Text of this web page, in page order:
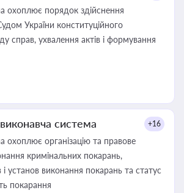
охоплює порядок здійснення
України конституційного
справ, ухвалення актів і формування
система +16
охоплює організацію та правове
кримінальних покарань,
і установ виконання покарань та статус
покарання